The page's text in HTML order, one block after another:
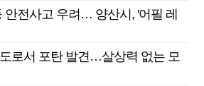
안전사고 우려… 양산시, '어필 레
로서 포탄 발견…살상력 없는 모